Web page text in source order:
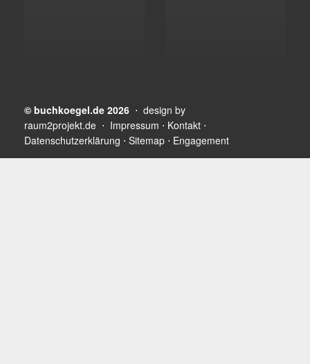
© buchkoegel.de 2026 ⋅ design by
raum2projekt.de ⋅ Impressum ⋅ Kontakt ⋅
Datenschutzerklärung ⋅ Sitemap ⋅ Engagement